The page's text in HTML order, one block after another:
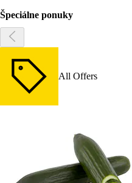
Špeciálne ponuky
All Offers